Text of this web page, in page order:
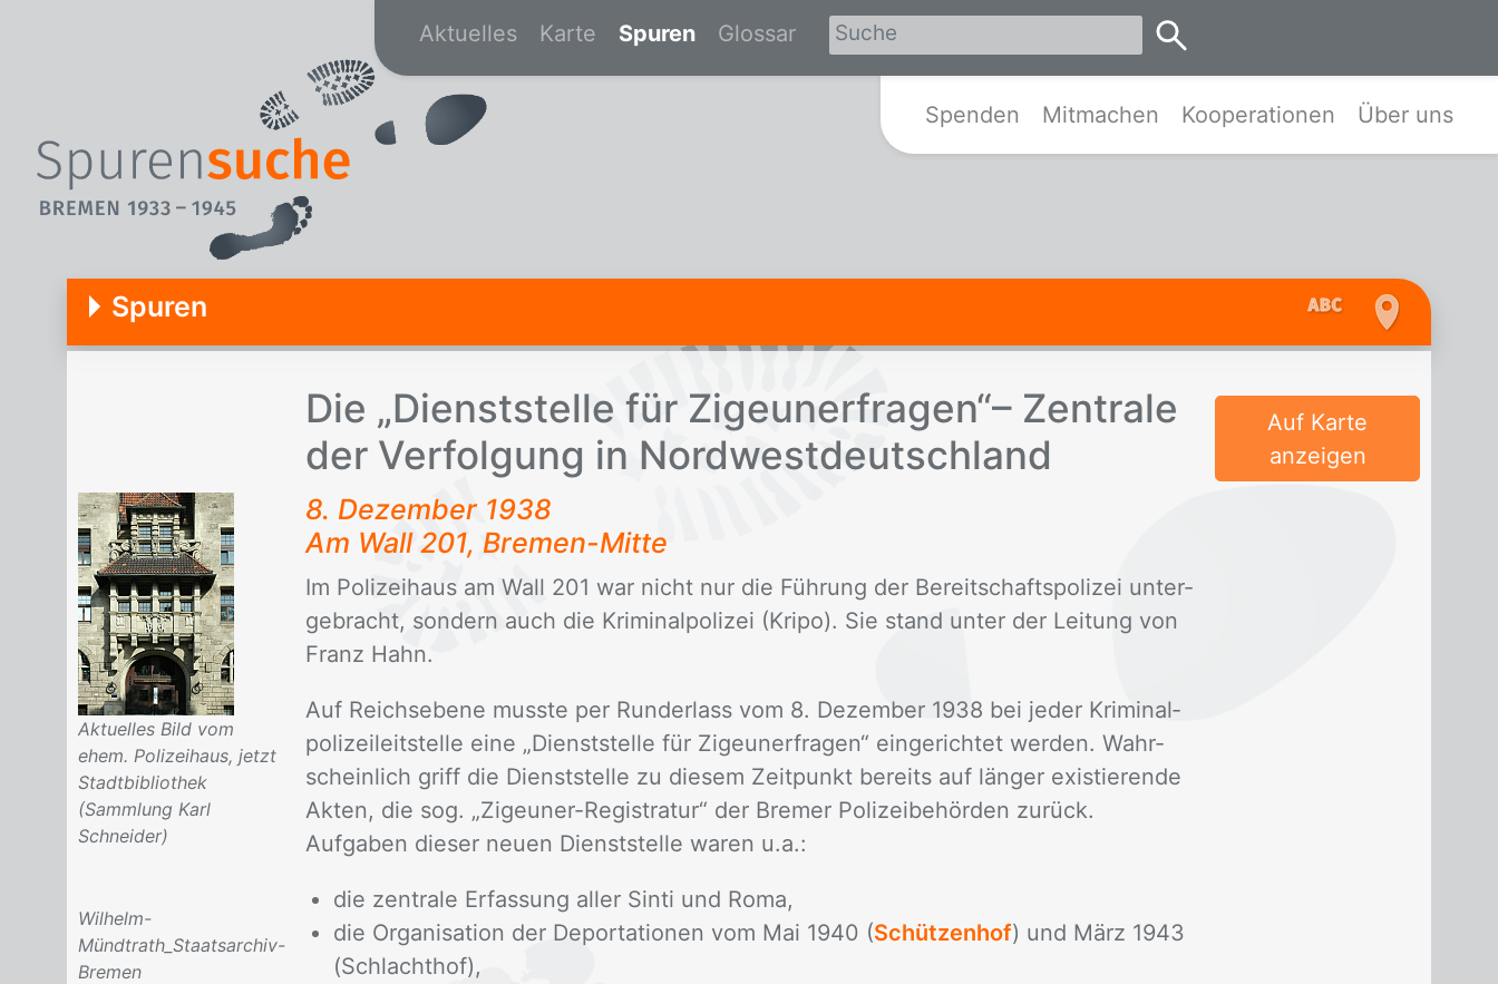
Zur Startseite von Spurensuche-Bremen
Aktuelles Karte Spuren Glossar
Spenden Mitmachen Kooperationen Über uns
Spuren
Die „Dienst­stel­le für Zi­geu­ner­fra­gen“– Zen­tra­le
der Ver­fol­gung in Nord­west­deutsch­land
Auf Karte
anzeigen
Aktuelles Bild vom
ehem. Polizeihaus, jetzt
Stadtbibliothek
(Sammlung Karl
Schneider)
Wilhelm-
Mündtrath_Staatsarchiv-
Bremen
8. De­zem­ber 1938
Am Wall 201, Bre­men-Mit­te
Im Po­li­zei­haus am Wall 201 war nicht nur die Füh­rung der Be­reit­schafts­po­li­zei un­ter­
ge­bracht, son­dern auch die Kri­mi­nal­po­li­zei (Kri­po). Sie stand un­ter der Lei­tung von
Franz Hahn.
Auf Reichs­ebe­ne muss­te per Rund­er­lass vom 8. De­zem­ber 1938 bei je­der Kri­mi­nal­
po­li­zei­leit­stel­le eine „Dienst­stel­le für Zi­geu­ner­fra­gen“ ein­ge­rich­tet wer­den. Wahr­
schein­lich griff die Dienst­stel­le zu die­sem Zeit­punkt be­reits auf län­ger exis­tie­ren­de
Ak­ten, die sog. „Zi­geu­ner-Re­gis­tra­tur“ der Bre­mer Po­li­zei­be­hör­den zu­rück.
Auf­ga­ben die­ser neu­en Dienst­stel­le wa­ren u.a.:
die zentrale Erfassung aller Sinti und Roma,
die Organisation der Deportationen vom Mai 1940 (Schützenhof) und März 1943
(Schlachthof),